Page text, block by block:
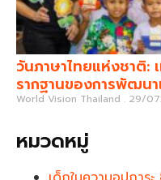
วันภาษาไทยแห่งชาติ:
รากฐานของการพัฒน
World Vision Thailand 29/
หมวดหมู่